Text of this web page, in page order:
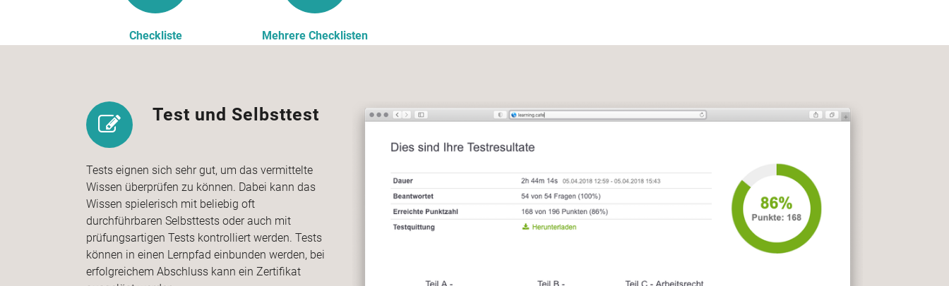
Checkliste Mehrere Checklisten
Test und Selbsttest
Tests eignen sich sehr gut, um das vermittelte
Wissen überprüfen zu können. Dabei kann das
Wissen spielerisch mit beliebig oft
durchführbaren Selbsttests oder auch mit
prüfungsartigen Tests kontrolliert werden. Tests
können in einen Lernpfad einbunden werden, bei
erfolgreichem Abschluss kann ein Zertifikat